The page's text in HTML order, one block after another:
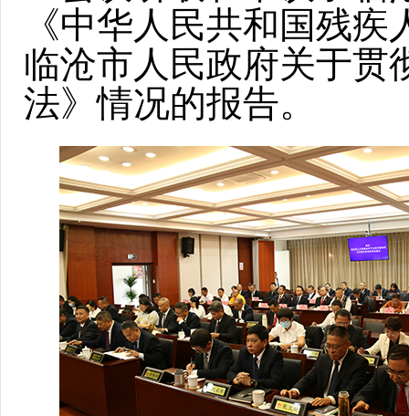
《中华人民共和国残
临沧市人民政府关于贯
法》情况的报告。